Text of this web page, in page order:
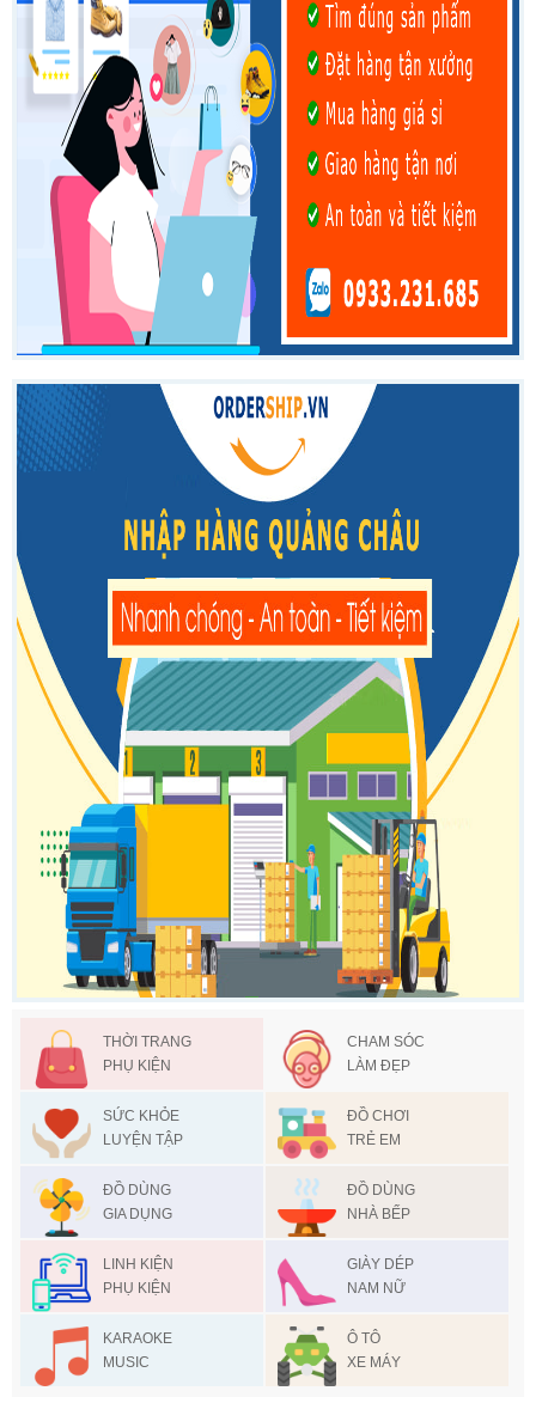
THỜI TRANG
PHỤ KIỆN
CHAM SÓC
LÀM ĐẸP
SỨC KHỎE
LUYỆN TẬP
ĐỒ CHƠI
TRẺ EM
ĐỒ DÙNG
GIA DỤNG
ĐỒ DÙNG
NHÀ BẾP
LINH KIỆN
PHỤ KIỆN
GIÀY DÉP
NAM NỮ
KARAOKE
MUSIC
Ô TÔ
XE MÁY